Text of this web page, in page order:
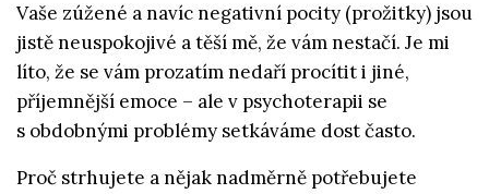
Vaše zúžené a navíc negativní pocity (prožitky) jsou
jistě neuspokojivé a těší mě, že vám nestačí. Je mi
líto, že se vám prozatím nedaří procítit i jiné,
příjemnější emoce – ale v psychoterapii se
s obdobnými problémy setkáváme dost často.
Proč strhujete a nějak nadměrně potřebujete